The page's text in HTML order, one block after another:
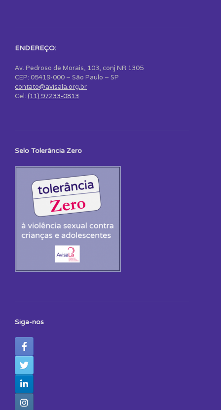
ENDEREÇO:
Av. Pedroso de Morais, 103, conj NR 1305
CEP: 05419-000 – São Paulo – SP
contato@avisala.org.br
Cel: (11) 97233-0813
Selo Tolerância Zero
Siga-nos